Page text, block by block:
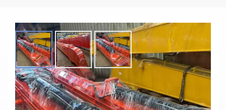
ZX360挖掘机，20米长臂，专为疏浚和深基坑
开挖工程定制